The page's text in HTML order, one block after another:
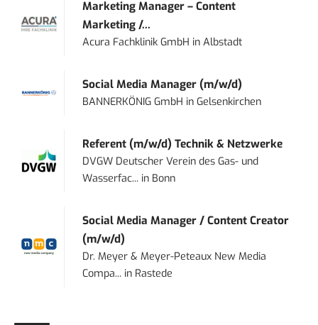
Marketing Manager – Content
Marketing /...
Acura Fachklinik GmbH inAlbstadt
Social Media Manager (m/w/d)
BANNERKÖNIG GmbH inGelsenkirchen
Referent (m/w/d) Technik & Netzwerke
DVGW Deutscher Verein des Gas- und
Wasserfac... in Bonn
Social Media Manager / Content Creator
(m/w/d)
Dr. Meyer & Meyer-Peteaux New Media
Compa... in Rastede